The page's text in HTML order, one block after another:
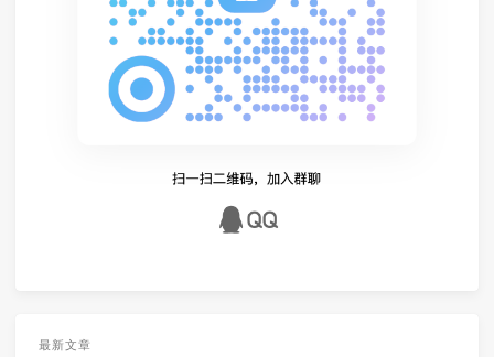
最新文章